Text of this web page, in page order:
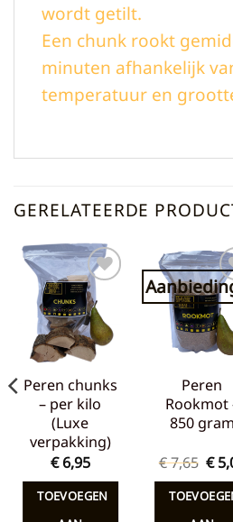
wordt getilt.
Een chunk rookt
minuten afhankelijk
temperatuur en
GERELATEERDE
Toevoegen
aan
verlanglijst
Peren chunks
– per kilo
(Luxe
verpakking)
€6,95
TOEVOEGEN
aan
Peren
Rookmot
850 gram
€7,65
prijs
€
€